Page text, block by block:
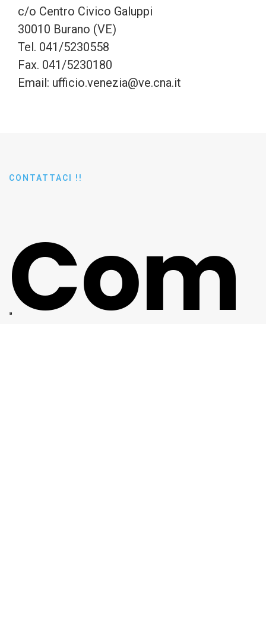
c/o Centro Civico Galuppi
30010 Burano (VE)
Tel. 041/5230558
Fax. 041/5230180
Email: ufficio.venezia@ve.cna.it
CONTATTACI !!
Com